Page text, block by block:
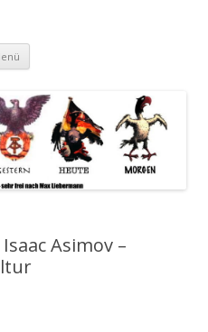
dieser unserer
Zum
springen
Asimov –